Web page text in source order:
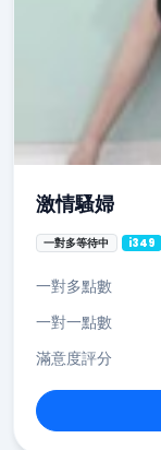
激情騷婦
一對多等待中 i349
一對多點數
一對一點數
滿意度評分